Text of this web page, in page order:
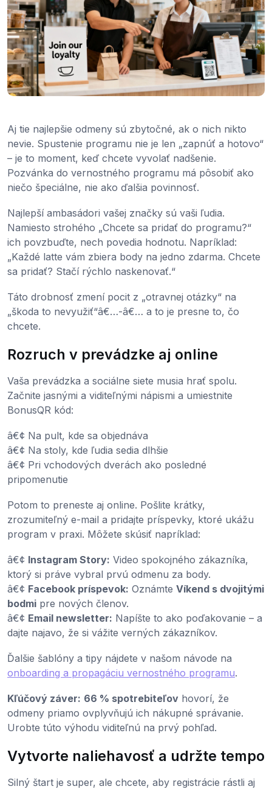
Aj tie najlepšie odmeny sú zbytočné, ak o nich nikto
nevie. Spustenie programu nie je len „zapnúť a hotovo“
– je to moment, keď chcete vyvolať nadšenie.
Pozvánka do vernostného programu má pôsobiť ako
niečo špeciálne, nie ako ďalšia povinnosť.
Najlepší ambasádori vašej značky sú vaši ľudia.
Namiesto strohého „Chcete sa pridať do programu?“
ich povzbuďte, nech povedia hodnotu. Napríklad:
„Každé latte vám zbiera body na jedno zdarma. Chcete
sa pridať? Stačí rýchlo naskenovať.“
Táto drobnosť zmení pocit z „otravnej otázky“ na
„škoda to nevyužiť“â€…-â€… a to je presne to, čo
chcete.
Rozruch v prevádzke aj online
Vaša prevádzka a sociálne siete musia hrať spolu.
Začnite jasnými a viditeľnými nápismi a umiestnite
BonusQR kód:
â€¢ Na pult, kde sa objednáva
â€¢ Na stoly, kde ľudia sedia dlhšie
â€¢ Pri vchodových dverách ako posledné
pripomenutie
Potom to preneste aj online. Pošlite krátky,
zrozumiteľný e-mail a pridajte príspevky, ktoré ukážu
program v praxi. Môžete skúsiť napríklad:
â€¢ Instagram Story: Video spokojného zákazníka,
ktorý si práve vybral prvú odmenu za body.
â€¢ Facebook príspevok: Oznámte Víkend s dvojitými
bodmi pre nových členov.
â€¢ Email newsletter: Napíšte to ako poďakovanie – a
dajte najavo, že si vážite verných zákazníkov.
Ďalšie šablóny a tipy nájdete v našom návode na
onboarding a propagáciu vernostného programu.
Kľúčový záver: 66 % spotrebiteľov hovorí, že
odmeny priamo ovplyvňujú ich nákupné správanie.
Urobte túto výhodu viditeľnú na prvý pohľad.
Vytvorte naliehavosť a udržte tempo
Silný štart je super, ale chcete, aby registrácie rástli aj